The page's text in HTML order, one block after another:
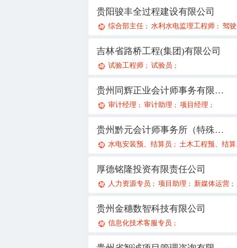
贵阳骏丰全过程建设有限公司
综合部主任 ； 水利水电监理工程师 ； 驾驶员
吉林省路桥工程(集团)有限公司
试验工程师 ； 试验员 ；
贵州同辉正业会计师事务有限公司
审计经理 ； 审计助理 ； 项目经理 ；
贵州黔元会计师事务所（特殊普通合伙）
水电安装预、结算员 ； 土木工程预、结算员
厚德铭隆投资有限责任公司
人力资源专员 ； 项目助理 ； 新媒体运营 ；
贵州金穗数智科技有限公司
信息化技术客服专员 ；